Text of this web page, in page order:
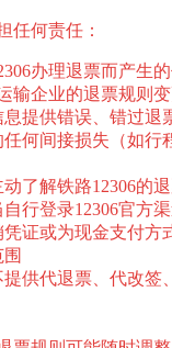
任何责任：
办理退票而产生
输企业的退票规则
提供错误、错过退
何间接损失（如行
了解铁路12306的
行登录12306官方
证或为现金支付方
供代退票、代改签